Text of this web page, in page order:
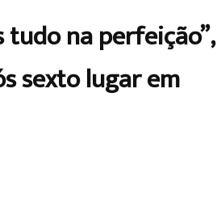
tudo na perfeição”,
sexto lugar em